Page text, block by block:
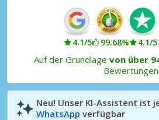
4.1/5 99.68% 4.1/5
Auf der Grundlage von über
Bewertungen
Neu! Unser KI-Assistent ist
WhatsApp verfügbar